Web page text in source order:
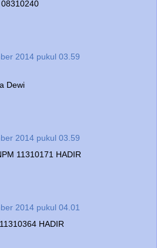
2014 pukul 03.59
Dewi
2014 pukul 03.59
11310171 HADIR
2014 pukul 04.01
HADIR